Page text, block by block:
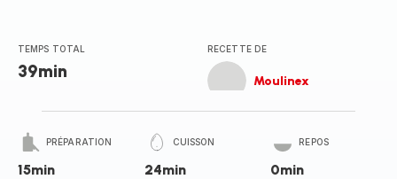
TEMPS TOTAL
39min
RECETTE DE
Moulinex
PRÉPARATION
15min
CUISSON
24min
REPOS
0min